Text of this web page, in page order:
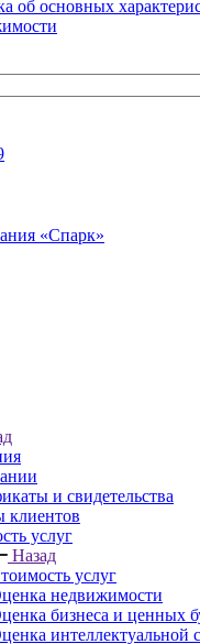
об основных
и свидетельства
клиентов
услуг
Назад
услуг
недвижимости
бизнеса и ценных
интеллектуальной